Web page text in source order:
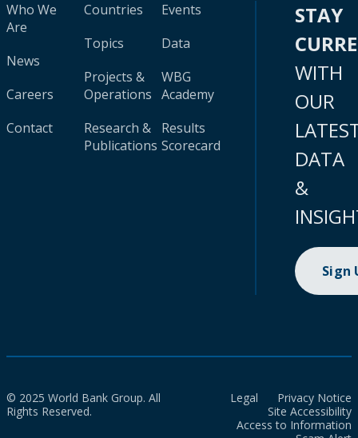
Who We
Are
News
Careers
Contact
Countries
Topics
Projects &
Operations
Research &
Publications
Events
Data
WBG
Academy
Results
Scorecard
STAY
WITH
OUR
DATA
&
Sign
© 2025 World Bank Group. All
Rights Reserved.
Legal
Privacy Notice
Site Accessibility
Access to Information